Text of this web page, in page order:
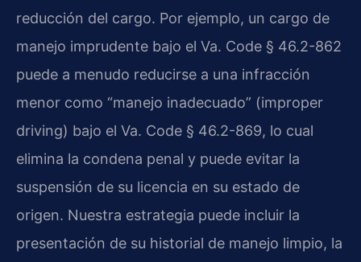
reducción del cargo. Por ejemplo, un cargo de
manejo imprudente bajo el Va. Code § 46.2-862
puede a menudo reducirse a una infracción
menor como “manejo inadecuado” (improper
driving) bajo el Va. Code § 46.2-869, lo cual
elimina la condena penal y puede evitar la
suspensión de su licencia en su estado de
origen. Nuestra estrategia puede incluir la
presentación de su historial de manejo limpio, la